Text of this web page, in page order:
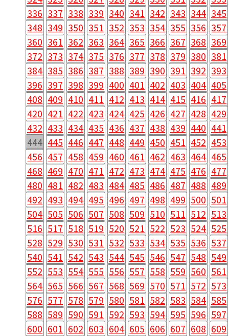
336 337 338 339 340 341 342 343 344 345
348 349 350 351 352 353 354 355 356 357
360 361 362 363 364 365 366 367 368 369
372 373 374 375 376 377 378 379 380 381
384 385 386 387 388 389 390 391 392 393
396 397 398 399 400 401 402 403 404 405
408 409 410 411 412 413 414 415 416 417
420 421 422 423 424 425 426 427 428 429
432 433 434 435 436 437 438 439 440 441
444 445 446 447 448 449 450 451 452 453
456 457 458 459 460 461 462 463 464 465
468 469 470 471 472 473 474 475 476 477
480 481 482 483 484 485 486 487 488 489
492 493 494 495 496 497 498 499 500 501
504 505 506 507 508 509 510 511 512 513
516 517 518 519 520 521 522 523 524 525
528 529 530 531 532 533 534 535 536 537
540 541 542 543 544 545 546 547 548 549
552 553 554 555 556 557 558 559 560 561
564 565 566 567 568 569 570 571 572 573
576 577 578 579 580 581 582 583 584 585
588 589 590 591 592 593 594 595 596 597
600 601 602 603 604 605 606 607 608 609